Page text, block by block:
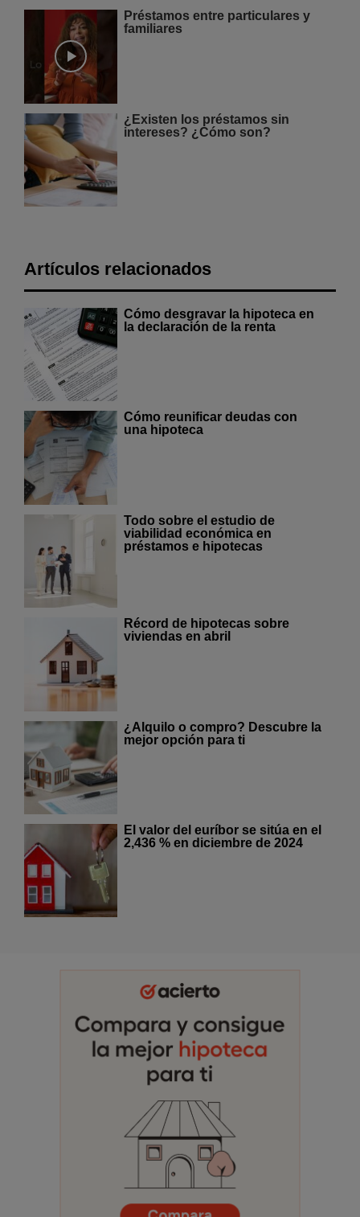
Préstamos entre particulares y
familiares
¿Existen los préstamos sin
intereses? ¿Cómo son?
Artículos relacionados
Cómo desgravar la hipoteca en
la declaración de la renta
Cómo reunificar deudas con
una hipoteca
Todo sobre el estudio de
viabilidad económica en
préstamos e hipotecas
Récord de hipotecas sobre
viviendas en abril
¿Alquilo o compro? Descubre la
mejor opción para ti
El valor del euríbor se sitúa en el
2,436 % en diciembre de 2024